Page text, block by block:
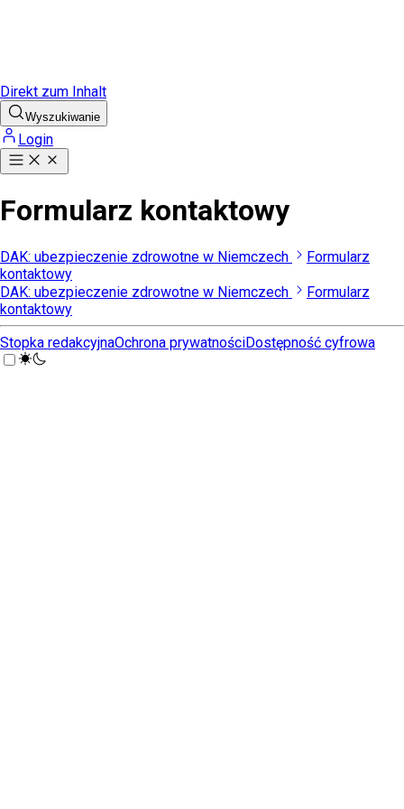
Direkt zum Inhalt
Wyszukiwanie
Login
Formularz kontaktowy
DAK: ubezpieczenie zdrowotne w Niemczech
Formularz
kontaktowy
DAK: ubezpieczenie zdrowotne w Niemczech
Formularz
kontaktowy
Stopka redakcyjnaOchrona prywatnościDostępność cyfrowa